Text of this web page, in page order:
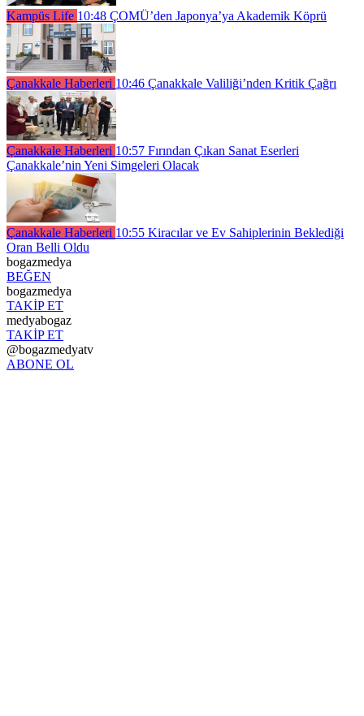
Kampüs Life 10:48 ÇOMÜ’den Japonya’ya Akademik Köprü
Çanakkale Haberleri 10:46 Çanakkale Valiliği’nden Kritik Çağrı
Çanakkale Haberleri 10:57 Fırından Çıkan Sanat Eserleri
Çanakkale’nin Yeni Simgeleri Olacak
Çanakkale Haberleri 10:55 Kiracılar ve Ev Sahiplerinin Beklediği
Oran Belli Oldu
bogazmedya
BEĞEN
bogazmedya
TAKİP ET
medyabogaz
TAKİP ET
@bogazmedyatv
ABONE OL